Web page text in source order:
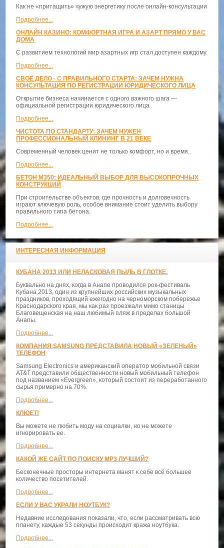
Как не «притащить» чужую энергетику после онлайн-консультации
Подробнее...
ОНЛАЙН КАЗИНО: КОМФОРТНАЯ ИГРА И АЗАРТ ПРЯМО У ВАС
ДОМА
С развитием технологий мир азартных игр стал доступен каждому.
Подробнее...
СВОЁ ДЕЛО - С ПРАВИЛЬНОГО СТАРТА: ЗАЧЕМ НУЖНА
КОНСУЛЬТАЦИЯ ПО РЕГИСТРАЦИИ ЮРИДИЧЕСКОГО ЛИЦА
Открытие бизнеса начинается с одного важного шага —
официальной регистрации юридического лица
Подробнее...
ЧИСТОТА ПО СТАНДАРТУ: ЗАЧЕМ НУЖЕН
ПРОФЕССИОНАЛЬНЫЙ КЛИНИНГ В 21 ВЕКЕ
Современный человек ценит не только комфорт, но и время.
Подробнее...
БЕТОН М350: ИДЕАЛЬНЫЙ ВЫБОР ДЛЯ ВЫСОКОПРОЧНЫХ
КОНСТРУКЦИЙ
При строительстве объектов, где прочность и долговечность
играют ключевую роль, особое внимание стоит уделить выбору
правильного типа бетона.
Подробнее...
ИНТЕРЕСНАЯ ИНФОРМАЦИЯ
КУБАНА 2013 ИЛИ НЕЛАСКОВАЯ ПЫЛЬ В ГЛОТКЕ.
Буквально на днях, когда в Анапе проводился рок-фестиваль
Кубана 2013, один из крупнейших российских музыкальных
праздников, проходящий ежегодно на черноморском побережье
Краснодарского края, мы как раз проезжали мимо станицы
Благовещенская на наш любимый пляж в пределах большой
Анапы.
Подробнее...
КОМПАНИЯ SAMSUNG ПРЕДСТАВИЛА НОВЫЙ «ЗЕЛЕНЫЙ»
ТЕЛЕФОН
Samsung Electronics и американский оператор мобильной связи
AT&T представили общественности новый мобильный телефон
под названием «Evergreen», который состоит из переработанного
сырья примерно на 70%.
Подробнее...
КЛЮЕТ!
Вы можете не любить моду на социалки, но не можете
игнорировать ее.
Подробнее...
КАКОЙ ЖЕ САЙТ ПО ПОИСКУ MP3 ЛУЧШИЙ?
Бесконечные просторы интернета манят к себе всё большее
количество посетителей.
Подробнее...
ЕСЛИ У ВАС УКРАЛИ НОУТБУК?
Недавние исследования показали, что, если рассматривать всю
планету, каждые 53 секунды происходит кража ноутбука.
Подробнее...